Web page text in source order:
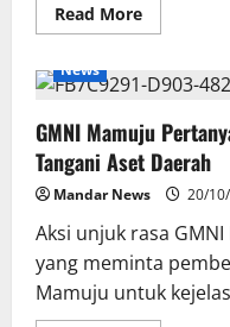
Read MoreRead
more
Mamuju
Segera
Aset
News
GMNI Mamuju
Tangani Aset Daerah
Mandar News 20/
Aksi unjuk rasa
yang meminta
Mamuju untuk